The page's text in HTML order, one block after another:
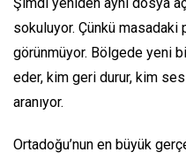
sokuluyor. Çünkü masadaki
görünmüyor. Bölgede yeni
eder, kim geri durur, kim
aranıyor.
Ortadoğu’nun en büyük